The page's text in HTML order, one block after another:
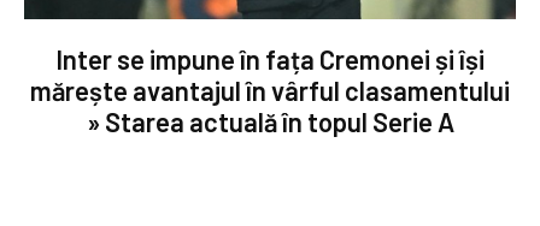
Inter se impune în fața Cremonei și își
mărește avantajul în vârful clasamentului
» Starea actuală în topul Serie A